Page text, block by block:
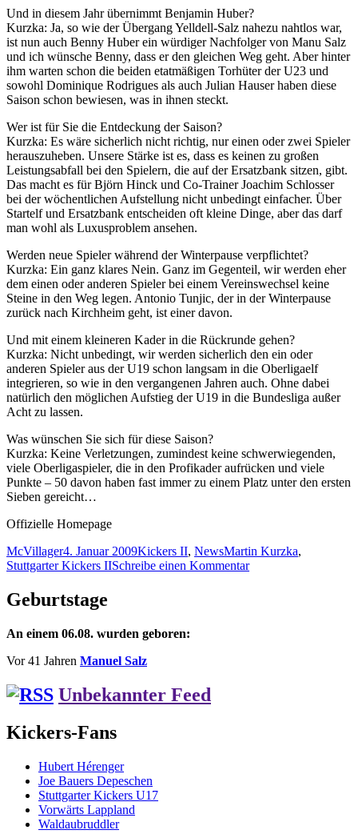
Und in diesem Jahr übernimmt Benjamin Huber?
Kurzka: Ja, so wie der Übergang Yelldell-Salz nahezu nahtlos war,
ist nun auch Benny Huber ein würdiger Nachfolger von Manu Salz
und ich wünsche Benny, dass er den gleichen Weg geht. Aber hinter
ihm warten schon die beiden etatmäßigen Torhüter der U23 und
sowohl Dominique Rodrigues als auch Julian Hauser haben diese
Saison schon bewiesen, was in ihnen steckt.
Wer ist für Sie die Entdeckung der Saison?
Kurzka: Es wäre sicherlich nicht richtig, nur einen oder zwei Spieler
herauszuheben. Unsere Stärke ist es, dass es keinen zu großen
Leistungsabfall bei den Spielern, die auf der Ersatzbank sitzen, gibt.
Das macht es für Björn Hinck und Co-Trainer Joachim Schlosser
bei der wöchentlichen Aufstellung nicht unbedingt einfacher. Über
Startelf und Ersatzbank entscheiden oft kleine Dinge, aber das darf
man wohl als Luxusproblem ansehen.
Werden neue Spieler während der Winterpause verpflichtet?
Kurzka: Ein ganz klares Nein. Ganz im Gegenteil, wir werden eher
dem einen oder anderen Spieler bei einem Vereinswechsel keine
Steine in den Weg legen. Antonio Tunjic, der in der Winterpause
zurück nach Kirchheim geht, ist einer davon.
Und mit einem kleineren Kader in die Rückrunde gehen?
Kurzka: Nicht unbedingt, wir werden sicherlich den ein oder
anderen Spieler aus der U19 schon langsam in die Oberligaelf
integrieren, so wie in den vergangenen Jahren auch. Ohne dabei
natürlich den möglichen Aufstieg der U19 in die Bundesliga außer
Acht zu lassen.
Was wünschen Sie sich für diese Saison?
Kurzka: Keine Verletzungen, zumindest keine schwerwiegenden,
viele Oberligaspieler, die in den Profikader aufrücken und viele
Punkte – 50 davon haben fast immer zu einem Platz unter den ersten
Sieben gereicht…
Offizielle Homepage
Autor
McVillagerVeröffentlicht
am
4. Januar 2009Kategorien
Kickers II, NewsSchlagwörter
Martin Kurzka,
Stuttgarter Kickers IISchreibe einen Kommentarzu
Geburtstage
An einem 06.08. wurden geboren:
Vor 41 Jahren Manuel Salz
Unbekannter Feed
Kickers-Fans
Hubert Hérenger
Joe Bauers Depeschen
Stuttgarter Kickers U17
Vorwärts Lappland
Waldaubruddler